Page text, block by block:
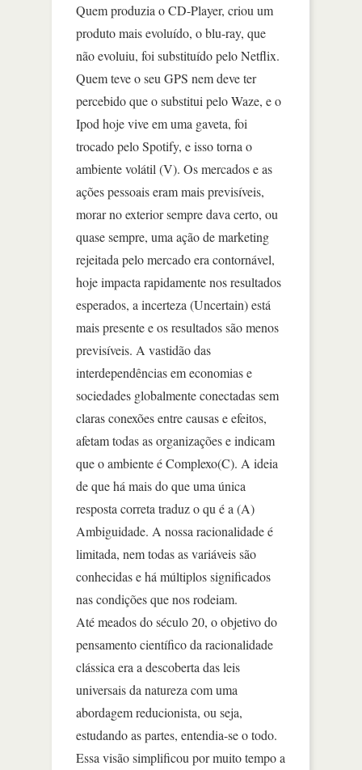
Quem produzia o CD-Player, criou um
produto mais evoluído, o blu-ray, que
não evoluiu, foi substituído pelo Netflix.
Quem teve o seu GPS nem deve ter
percebido que o substitui pelo Waze, e o
Ipod hoje vive em uma gaveta, foi
trocado pelo Spotify, e isso torna o
ambiente volátil (V). Os mercados e as
ações pessoais eram mais previsíveis,
morar no exterior sempre dava certo, ou
quase sempre, uma ação de marketing
rejeitada pelo mercado era contornável,
hoje impacta rapidamente nos resultados
esperados, a incerteza (Uncertain) está
mais presente e os resultados são menos
previsíveis. A vastidão das
interdependências em economias e
sociedades globalmente conectadas sem
claras conexões entre causas e efeitos,
afetam todas as organizações e indicam
que o ambiente é Complexo(C). A ideia
de que há mais do que uma única
resposta correta traduz o qu é a (A)
Ambiguidade. A nossa racionalidade é
limitada, nem todas as variáveis são
conhecidas e há múltiplos significados
nas condições que nos rodeiam.
Até meados do século 20, o objetivo do
pensamento científico da racionalidade
clássica era a descoberta das leis
universais da natureza com uma
abordagem reducionista, ou seja,
estudando as partes, entendia-se o todo.
Essa visão simplificou por muito tempo a